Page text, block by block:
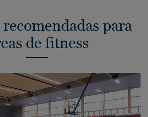
recomendadas para
de fitness